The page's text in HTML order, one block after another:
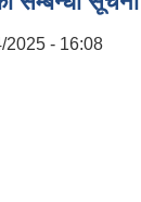
2025 - 16:08